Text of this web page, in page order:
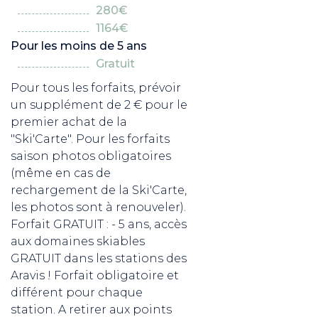
280€
1164€
Pour les moins de 5 ans
Gratuit
Pour tous les forfaits, prévoir
un supplément de 2 € pour le
premier achat de la
"Ski'Carte". Pour les forfaits
saison photos obligatoires
(même en cas de
rechargement de la Ski'Carte,
les photos sont à renouveler).
Forfait GRATUIT : - 5 ans, accès
aux domaines skiables
GRATUIT dans les stations des
Aravis ! Forfait obligatoire et
différent pour chaque
station. A retirer aux points